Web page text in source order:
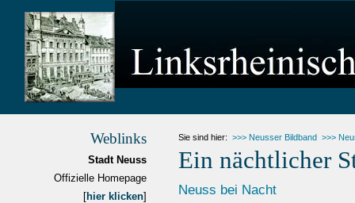
Weblinks
Stadt Neuss
Offizielle Homepage
[hier klicken]
Sie sind hier: >>> Neusser Bildband >>>
Ein nächtlicher
Neuss bei Nacht